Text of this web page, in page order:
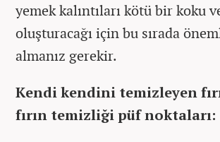
yemek kalıntıları kötü bir koku
oluşturacağı için bu sırada
almanız gerekir.
Kendi kendini temizleyen
fırın temizliği püf noktaları: